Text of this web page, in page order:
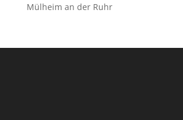
Mülheim an der Ruhr